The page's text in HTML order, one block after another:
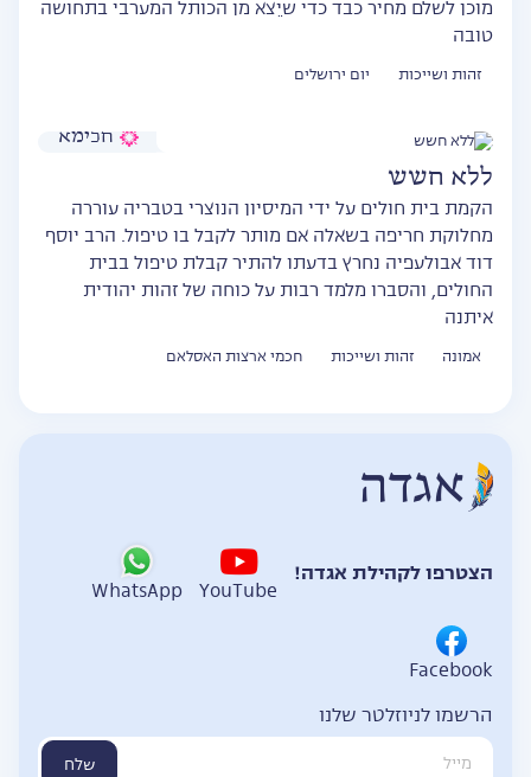
מוכן לשלם מחיר כבד כדי שיֵצא מן הכותל המערבי בתחושה
טובה
זהות ושייכות יום ירושלים
חכימא
ללא חשש
הקמת בית חולים על ידי המיסיון הנוצרי בטבריה עוררה
מחלוקת חריפה בשאלה אם מותר לקבל בו טיפול. הרב יוסף
דוד אבולעפיה נחרץ בדעתו להתיר קבלת טיפול בבית
החולים, והסברו מלמד רבות על כוחה של זהות יהודית
איתנה
אמונה זהות ושייכות חכמי ארצות האסלאם
הצטרפו לקהילת אגדה!
YouTube
WhatsApp
Facebook
הרשמו לניוזלטר שלנו
שלח